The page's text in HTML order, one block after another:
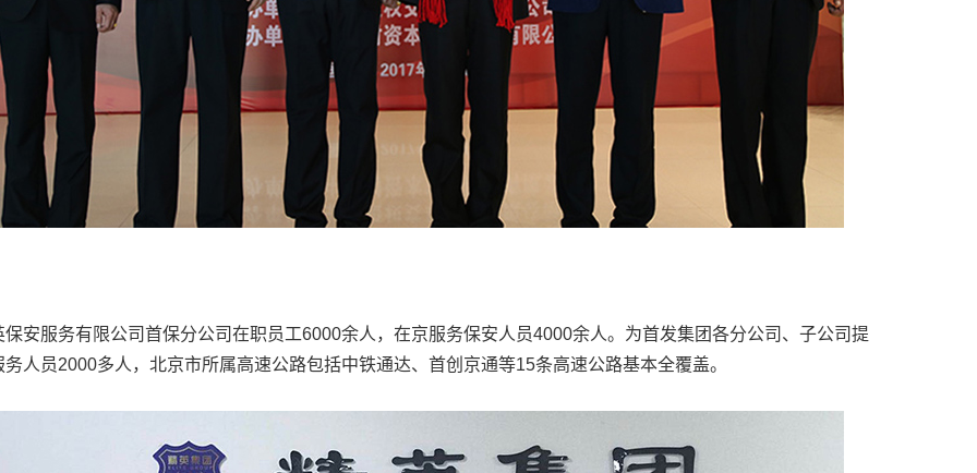
保安服务有限公司首保分公司在职员工6000余人，在京服务保安人员4000余人。为首发集团各分公司、子公司提
务人员2000多人，北京市所属高速公路包括中铁通达、首创京通等15条高速公路基本全覆盖。